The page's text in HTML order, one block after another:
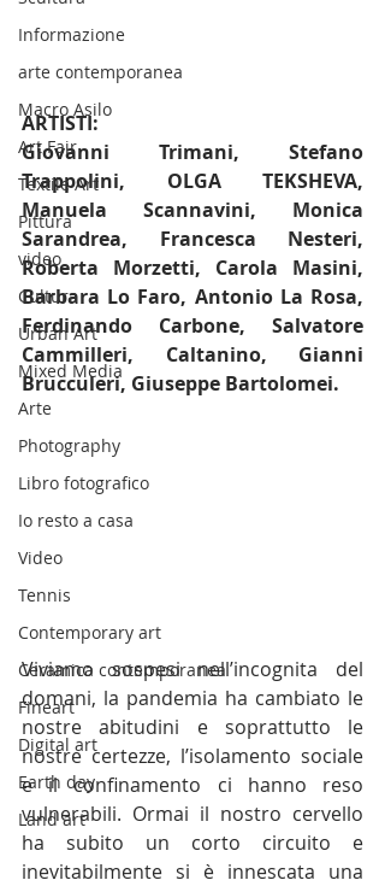
Informazione
arte contemporanea
Macro Asilo
Art Fair
Textile Art
Pittura
video
Cultura
Urban Art
Mixed Media
Arte
Photography
Libro fotografico
Io resto a casa
Video
Tennis
Contemporary art
Ceramica contemporanea
Fineart
Digital art
Earth day
Land art
ARTISTI:
Giovanni Trimani, Stefano
Trappolini, OLGA TEKSHEVA,
Manuela Scannavini, Monica
Sarandrea, Francesca Nesteri,
Roberta Morzetti, Carola Masini,
Barbara Lo Faro, Antonio La Rosa,
Ferdinando Carbone, Salvatore
Cammilleri, Caltanino, Gianni
Brucculeri, Giuseppe Bartolomei.
Viviamo sospesi nell’incognita del
domani, la pandemia ha cambiato le
nostre abitudini e soprattutto le
nostre certezze, l’isolamento sociale
e il confinamento ci hanno reso
vulnerabili. Ormai il nostro cervello
ha subito un corto circuito e